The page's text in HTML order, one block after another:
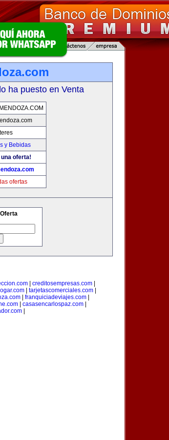
ha puesto en Venta
y Bebidas
una oferta!
ofertas
creditosempresas.com
tarjetascomerciales.com
| franquiciadeviajes.com|
casasencarlospaz.com